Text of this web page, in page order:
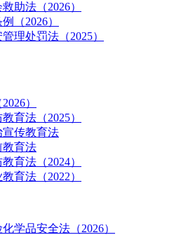
助法（2026）
（2026）
理处罚法（2025）
）
育法（2025）
传教育法
教育法
育法（2024）
育法（2022）
学品安全法（2026）